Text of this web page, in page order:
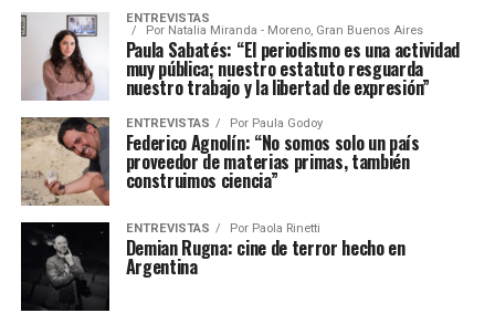
ENTREVISTAS
Por Natalia Miranda - Moreno, Gran Buenos Aires
Paula Sabatés: “El periodismo es una actividad
muy pública; nuestro estatuto resguarda
nuestro trabajo y la libertad de expresión”
ENTREVISTAS Por Paula Godoy
Federico Agnolín: “No somos solo un país
proveedor de materias primas, también
construimos ciencia”
ENTREVISTAS Por Paola Rinetti
Demian Rugna: cine de terror hecho en
Argentina